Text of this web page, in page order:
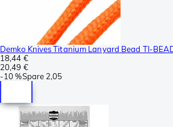
Demko Knives Titanium Lanyard Bead TI-
18,44 €
20,49 €
-10 %Spare 2,05